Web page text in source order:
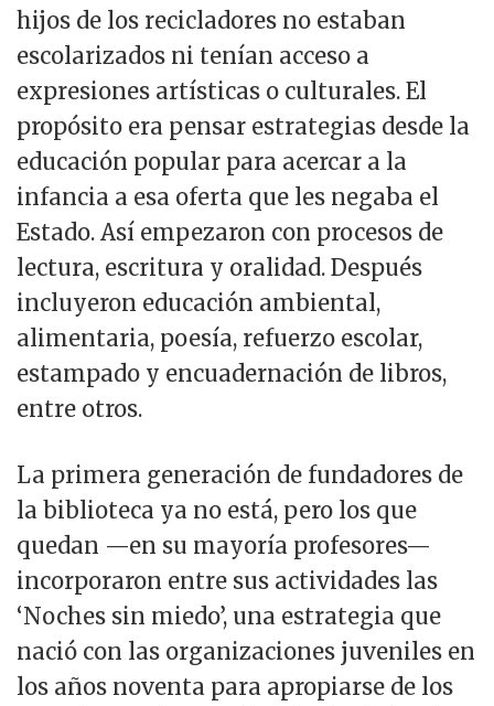
hijos de los recicladores no estaban
escolarizados ni tenían acceso a
expresiones artísticas o culturales. El
propósito era pensar estrategias desde la
educación popular para acercar a la
infancia a esa oferta que les negaba el
Estado. Así empezaron con procesos de
lectura, escritura y oralidad. Después
incluyeron educación ambiental,
alimentaria, poesía, refuerzo escolar,
estampado y encuadernación de libros,
entre otros.
La primera generación de fundadores de
la biblioteca ya no está, pero los que
quedan —en su mayoría profesores—
incorporaron entre sus actividades las
‘Noches sin miedo’, una estrategia que
nació con las organizaciones juveniles en
los años noventa para apropiarse de los